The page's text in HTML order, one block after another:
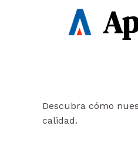
Descubra cómo
calidad.